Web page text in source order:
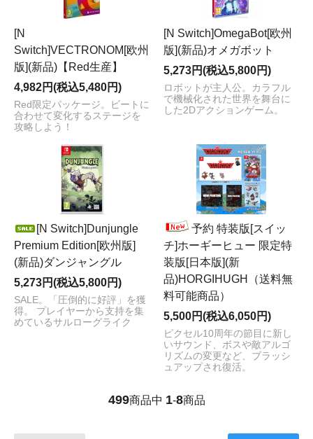
[N
Switch]VECTRONOM[欧州
版](新品)【Red生産】
4,982円(税込5,480円)
Red限定パッケージ。ビートに
合わせて変化するステージを
攻略しよう！
[N Switch]OmegaBot[欧州
版](新品)オメガボット
5,273円(税込5,800円)
ロボットが主人公。カラフル
で機械化された世界を舞台に
した2Dアクションゲーム。
[N Switch]Dunjungle
Premium Edition[欧州版]
(新品)ダンジャングル
5,273円(税込5,800円)
SALE。「圧倒的に好評」を獲
得。 プレイヤーから支持を集
めているサルローグライク
予約 特装版[スイッ
チ]ホーギーヒュー 限定特
装版[日本版](新
品)HORGIHUGH（送料無
料可能商品）
5,500円(税込6,050円)
ピクセル10周年の節目に新し
いサウンド、ボスや敵アルゴ
リズムの変更など、ブラッシ
ュアップされ復活。
499商品中 1-8商品